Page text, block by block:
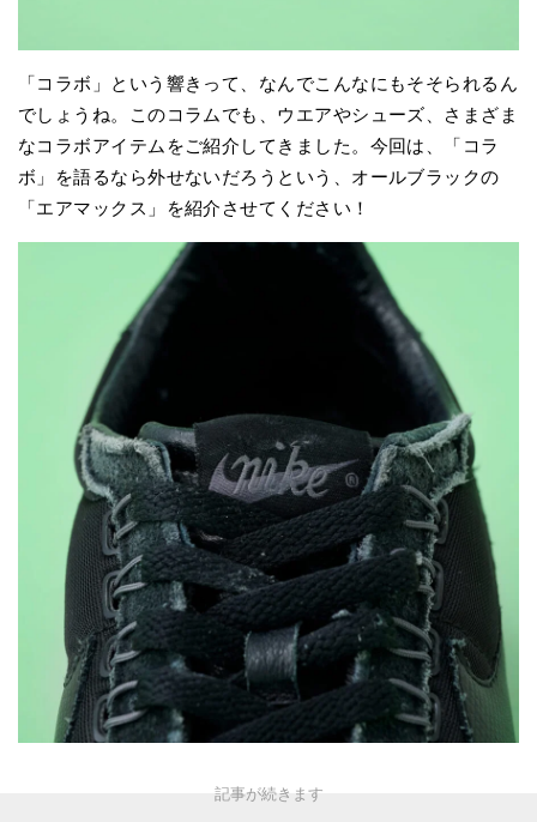
「コラボ」という響きって、なんでこんなにもそそられるん
でしょうね。このコラムでも、ウエアやシューズ、さまざま
なコラボアイテムをご紹介してきました。今回は、「コラ
ボ」を語るなら外せないだろうという、オールブラックの
「エアマックス」を紹介させてください！